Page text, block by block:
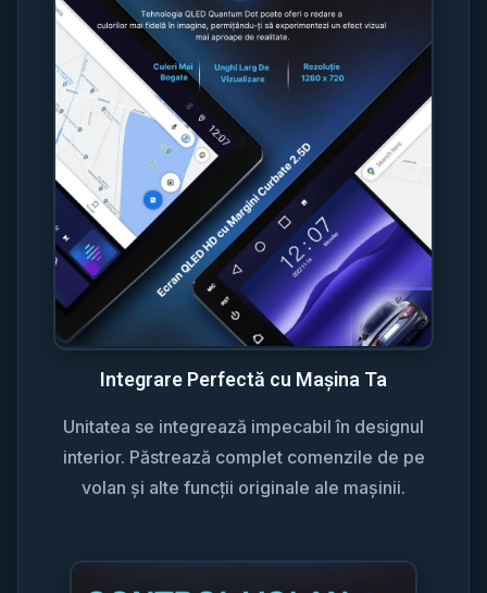
Integrare Perfectă cu Mașina Ta
Unitatea se integrează impecabil în designul
interior. Păstrează complet comenzile de pe
volan și alte funcții originale ale mașinii.